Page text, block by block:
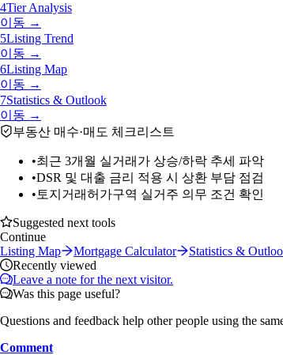
4Tier Analysis
이동 →
5Listing Trend
이동 →
6Listing Map
이동 →
7Statistics & Outlook
이동 →
부동산 매수·매도 체크리스트
•최근 3개월 실거래가 상승/하락 추세 파악
•DSR 및 대출 금리 적용 시 상환 부담 점검
• 토지거래허가구역 실거주 의무 조건 확인
Suggested next tools
Continue
Listing Map
Mortgage Calculator
Statistics &
Recently viewed
Leave a note for the next visitor.
Was this page useful?
Questions and feedback help other people using the
Comment